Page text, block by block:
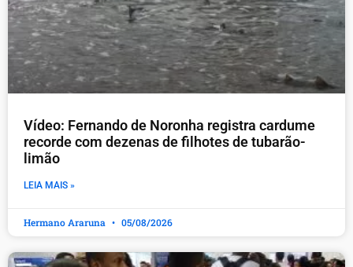
Vídeo: Fernando de Noronha registra cardume
recorde com dezenas de filhotes de tubarão-
limão
LEIA MAIS »
Hermano Araruna 05/08/2026